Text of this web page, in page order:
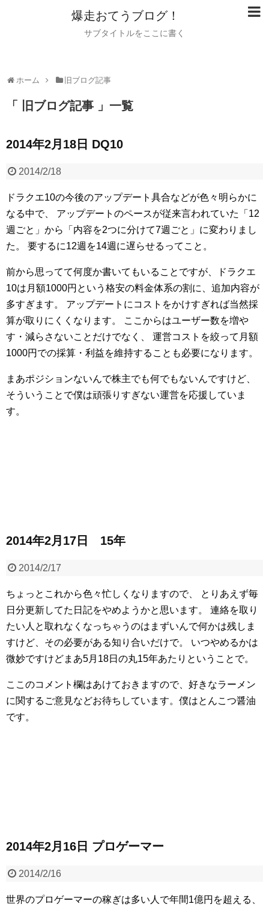
爆走おてうブログ！
サブタイトルをここに書く
ホーム 旧ブログ記事
「 旧ブログ記事 」一覧
2014年2月18日 DQ10
2014/2/18
ドラクエ10の今後のアップデート具合などが色々明らかに
なる中で、
アップデートのペースが従来言われていた「12
週ごと」から「内容を2つに分けて7週ごと」に変わりまし
た。
要するに12週を14週に遅らせるってこと。
前から思ってて何度か書いてもいることですが、ドラクエ
10は月額1000円という格安の料金体系の割に、追加内容が
多すぎます。
アップデートにコストをかけすぎれば当然採
算が取りにくくなります。
ここからはユーザー数を増や
す・減らさないことだけでなく、
運営コストを絞って月額
1000円での採算・利益を維持することも必要になります。
まあポジションないんで株主でも何でもないんですけど、
そういうことで僕は頑張りすぎない運営を応援していま
す。
2014年2月17日 15年
2014/2/17
ちょっとこれから色々忙しくなりますので、
とりあえず毎
日分更新してた日記をやめようかと思います。
連絡を取り
たい人と取れなくなっちゃうのはまずいんで何かは残しま
すけど、その必要がある知り合いだけで。
いつやめるかは
微妙ですけどまあ5月18日の丸15年あたりということで。
ここのコメント欄はあけておきますので、好きなラーメン
に関するご意見などお待ちしています。僕はとんこつ醤油
です。
2014年2月16日 プロゲーマー
2014/2/16
世界のプロゲーマーの稼ぎは多い人で年間1億円を超える、